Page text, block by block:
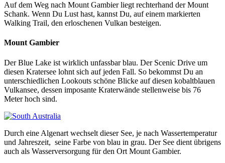
Auf dem Weg nach Mount Gambier liegt rechterhand der Mount
Schank. Wenn Du Lust hast, kannst Du, auf einem markierten
Walking Trail, den erloschenen Vulkan besteigen.
Mount Gambier
Der Blue Lake ist wirklich unfassbar blau. Der Scenic Drive um
diesen Kratersee lohnt sich auf jeden Fall. So bekommst Du an
unterschiedlichen Lookouts schöne Blicke auf diesen kobaltblauen
Vulkansee, dessen imposante Kraterwände stellenweise bis 76
Meter hoch sind.
Durch eine Algenart wechselt dieser See, je nach Wassertemperatur
und Jahreszeit, seine Farbe von blau in grau. Der See dient übrigens
auch als Wasserversorgung für den Ort Mount Gambier.